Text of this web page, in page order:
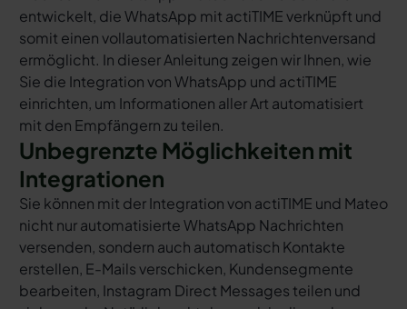
entwickelt, die WhatsApp mit actiTIME verknüpft und
somit einen vollautomatisierten Nachrichtenversand
ermöglicht. In dieser Anleitung zeigen wir Ihnen, wie
Sie die Integration von WhatsApp und actiTIME
einrichten, um Informationen aller Art automatisiert
mit den Empfängern zu teilen.
Unbegrenzte Möglichkeiten mit
Integrationen
Sie können mit der Integration von actiTIME und Mateo
nicht nur automatisierte WhatsApp Nachrichten
versenden, sondern auch automatisch Kontakte
erstellen, E-Mails verschicken, Kundensegmente
bearbeiten, Instagram Direct Messages teilen und